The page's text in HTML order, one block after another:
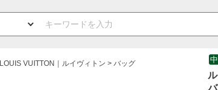
LOUIS VUITTON｜ルイヴィトン バッグ